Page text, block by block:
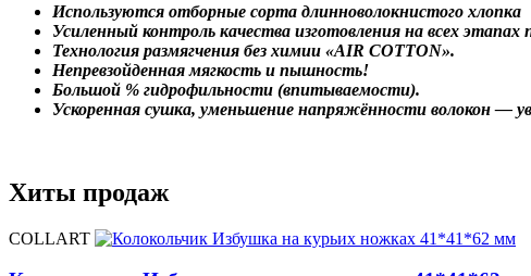
Используются отборные сорта длинноволокнистого хлопка
Усиленный контроль качества изготовления на всех этапах
Технология размягчения без химии «AIR COTTON».
Непревзойденная мягкость и пышность!
Большой % гидрофильности (впитываемости).
Ускоренная сушка, уменьшение напряжённости волокон —
Хиты продаж
COLLART